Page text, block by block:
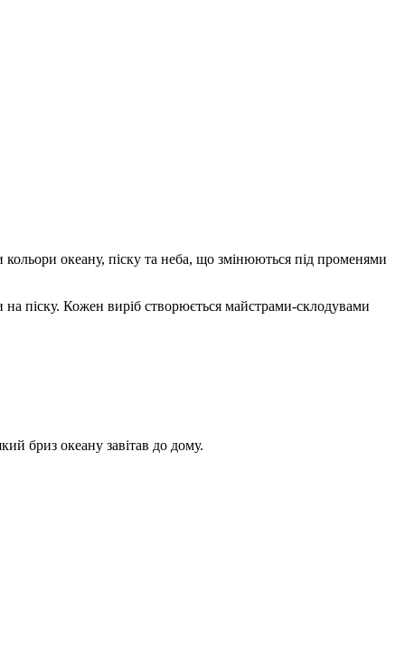
кольори океану, піску та неба, що змінюються під променями
на піску. Кожен виріб створюється майстрами-склодувами
бриз океану завітав до дому.